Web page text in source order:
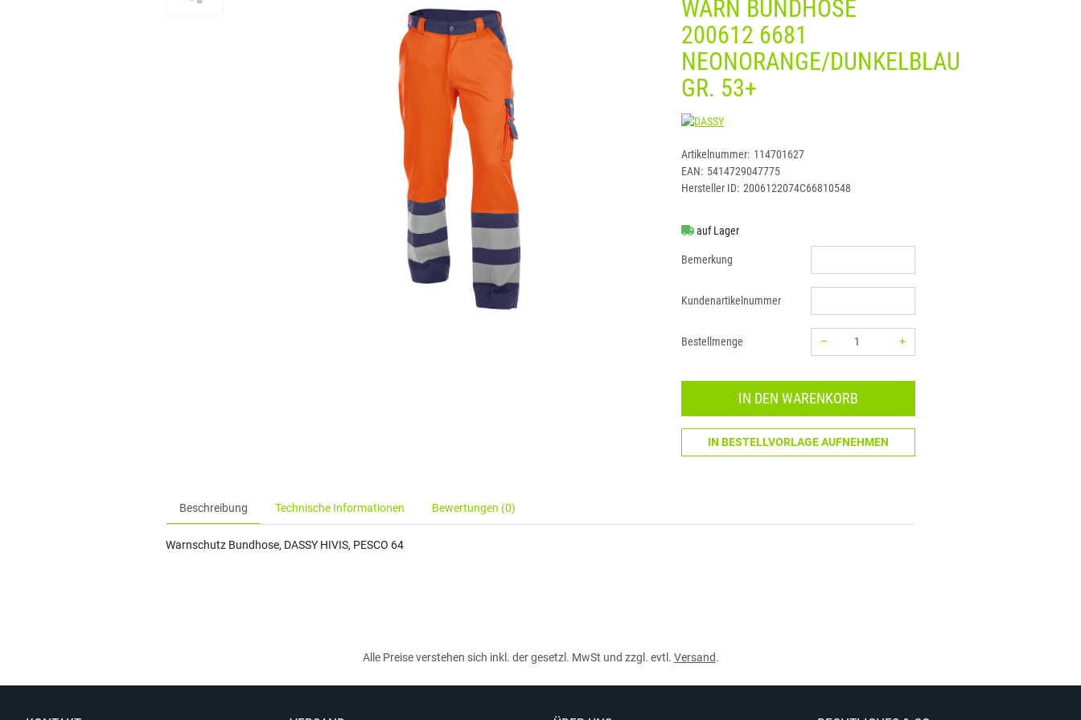
WARN BUNDHOSE
200612 6681
NEONORANGE/DUNKELBLAU
GR. 53+
DASSY
Artikelnummer: 114701627
EAN: 5414729047775
Hersteller ID: 2006122074C66810548
auf Lager
Bemerkung
Kundenartikelnummer
Bestellmenge –
+
IN DEN WARENKORB
IN BESTELLVORLAGE AUFNEHMEN
Beschreibung Technische Informationen Bewertungen (0)
Warnschutz Bundhose, DASSY HIVIS, PESCO 64
Alle Preise verstehen sich inkl. der gesetzl. MwSt und zzgl. evtl. Versand.